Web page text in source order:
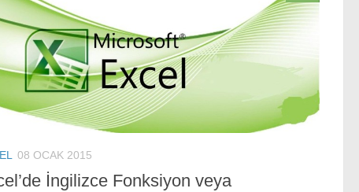
08 OCAK 2015
İngilizce Fonksiyon veya